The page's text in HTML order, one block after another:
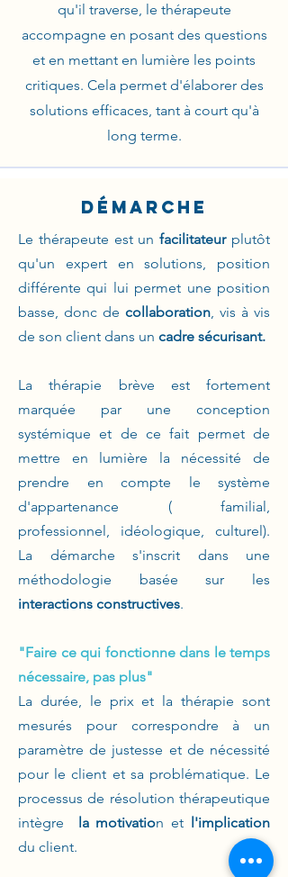
qu'il traverse, le thérapeute
accompagne en posant des questions
et en mettant en lumière les points
critiques. Cela permet d'élaborer des
solutions efficaces, tant à court qu'à
long terme.
démarche
Le thérapeute est unfacilitateur plutôt
qu'un expert en solutions, position
différente qui lui permet une position
basse, donc de collaboration, vis à vis
de son client dans un cadre sécurisant.
La thérapie brève est fortement
marquée par une conception
systémique et de ce fait permet de
mettre en lumière la nécessité de
prendre en compte le système
d'appartenance ( familial,
professionnel, idéologique, culturel).
La démarche s'inscrit dans une
méthodologie basée sur les
interactions constructives.
"Faire ce qui fonctionne dans le temps
nécessaire, pas plus"
La durée, le prix et la thérapie sont
mesurés pour correspondre à un
paramètre de justesse et de nécessité
pour le client et sa problématique. Le
processus de résolution thérapeutique
intègre
la motivation et l'implication
du client.